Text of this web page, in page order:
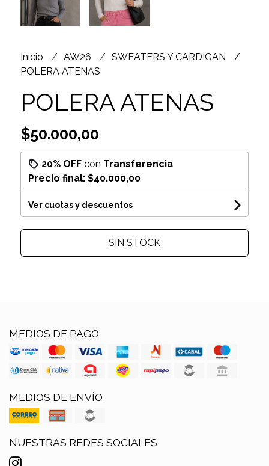
Inicio AW26
SWEATERS Y CARDIGAN
POLERA ATENAS
POLERA ATENAS
$50.000,00
20% OFFcon Transferencia
Precio final: $40.000,00
Ver cuotas y descuentos
SIN STOCK
MEDIOS DE PAGO
MEDIOS DE ENVÍO
NUESTRAS REDES SOCIALES